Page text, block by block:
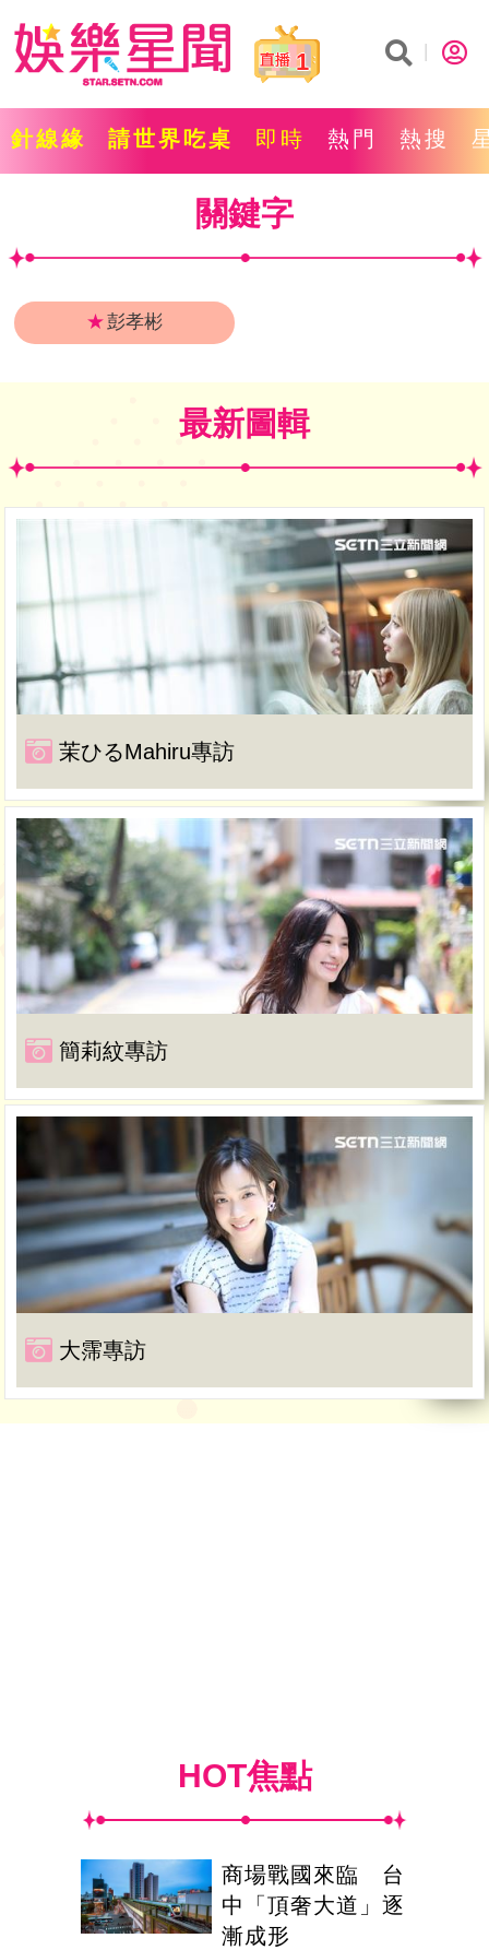
1
針線緣 請世界吃桌 即時 熱門 熱搜
關鍵字
★彭孝彬
最新圖輯
茉ひるMahiru專訪
簡莉紋專訪
大霈專訪
HOT焦點
商場戰國來臨 台
中「頂奢大道」逐
漸成形